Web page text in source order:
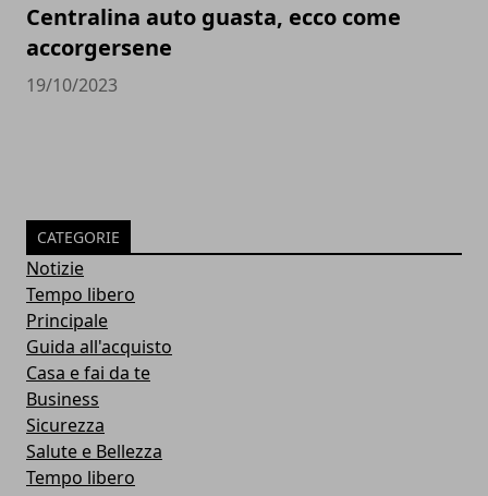
Centralina auto guasta, ecco come
accorgersene
19/10/2023
CATEGORIE
Notizie
Tempo libero
Principale
Guida all'acquisto
Casa e fai da te
Business
Sicurezza
Salute e Bellezza
Tempo libero